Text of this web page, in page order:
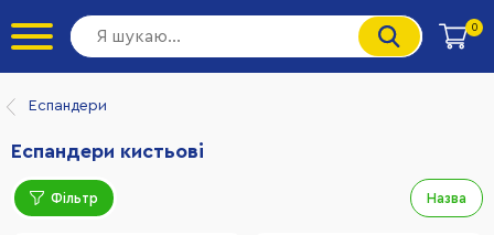
0
Еспандери
Еспандери кистьові
Фільтр Назва